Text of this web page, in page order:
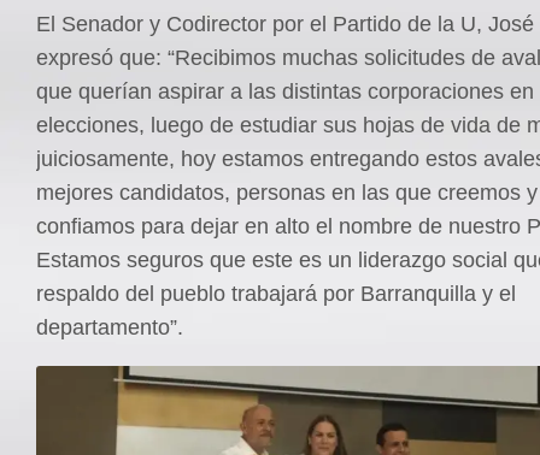
El Senador y Codirector por el Partido de la U,
expresó que: “Recibimos muchas solicitudes de
que querían aspirar a las distintas corporaciones
elecciones, luego de estudiar sus hojas de vida de
juiciosamente, hoy estamos entregando estos
mejores candidatos, personas en las que creemos
confiamos para dejar en alto el nombre de nuestro
Estamos seguros que este es un liderazgo social
respaldo del pueblo trabajará por Barranquilla y el
departamento”.